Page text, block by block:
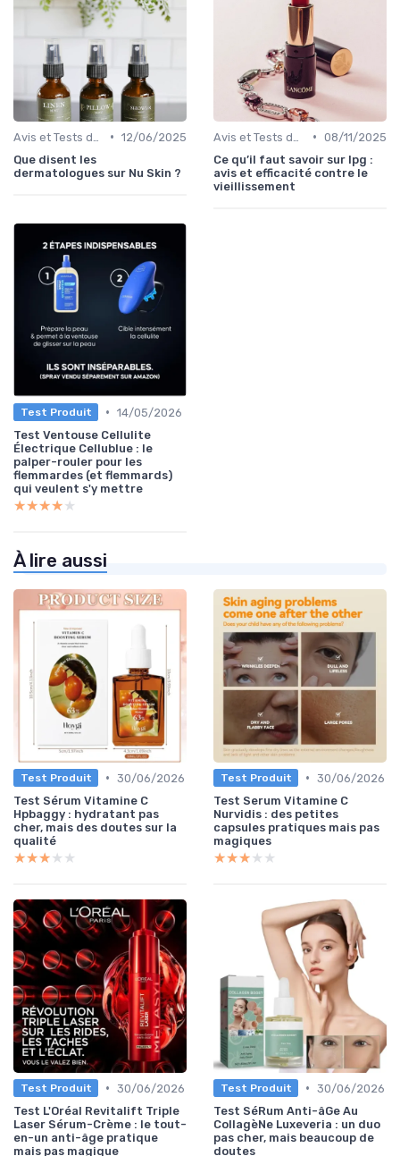
• 12/06/2025
Que disent les
dermatologues sur Nu Skin ?
• 08/11/2025
Ce qu’il faut savoir sur lpg :
avis et efficacité contre le
vieillissement
Test Produit • 14/05/2026
Test Ventouse Cellulite
Électrique Cellublue : le
palper-rouler pour les
flemmardes (et flemmards)
qui veulent s'y mettre
★★★★★
★★★★★
À lire aussi
Test Produit • 30/06/2026
Test Sérum Vitamine C
Hpbaggy : hydratant pas
cher, mais des doutes sur la
qualité
★★★★★
★★★★★
Test Produit • 30/06/2026
Test Serum Vitamine C
Nurvidis : des petites
capsules pratiques mais pas
magiques
★★★★★
★★★★★
Test Produit • 30/06/2026
Test L'Oréal Revitalift Triple
Laser Sérum-Crème : le tout-
en-un anti-âge pratique
mais pas magique
Test Produit • 30/06/2026
Test SéRum Anti-âGe Au
CollagèNe Luxeveria : un duo
pas cher, mais beaucoup de
doutes